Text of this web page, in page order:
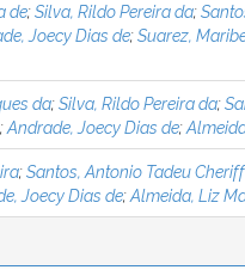
de;Silva, Rildo Pereira da;
Joecy Dias de;Suarez,
da;Silva, Rildo Pereira da;
;Andrade, Joecy Dias de;
;Santos, Antonio Tadeu
Joecy Dias de;Almeida, Liz